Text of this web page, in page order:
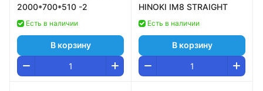
2000*700*510 -2
Есть в наличии
В корзину
HINOKI IM8 STRAIGHT
Есть в наличии
В корзину